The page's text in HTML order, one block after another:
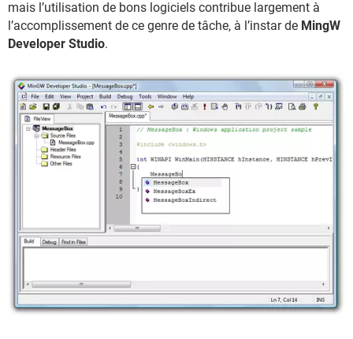
mais l’utilisation de bons logiciels contribue largement à
l’accomplissement de ce genre de tâche, à l’instar de MingW
Developer Studio.